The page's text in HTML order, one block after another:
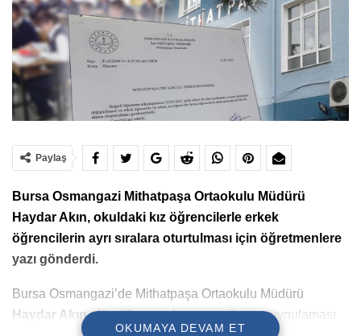
Paylaş
Bursa Osmangazi Mithatpaşa Ortaokulu Müdürü
Haydar Akın, okuldaki kız öğrencilerle erkek
öğrencilerin ayrı sıralara oturtulması için öğretmenlere
yazı gönderdi.
Bursa Osmangazi’de Mithatpaşa Ortaokulu Müdürü
Haydar Akın, dün öğretmenlere mesajlaşma uygulaması
OKUMAYA DEVAM ET